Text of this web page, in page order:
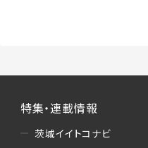
特集・連載情報
茨城イイトコナビ